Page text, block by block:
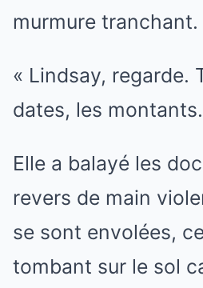
murmure tranchant.
« Lindsay, regarde.
dates, les
Elle a balayé les
revers de main
se sont envolées,
tombant sur le sol